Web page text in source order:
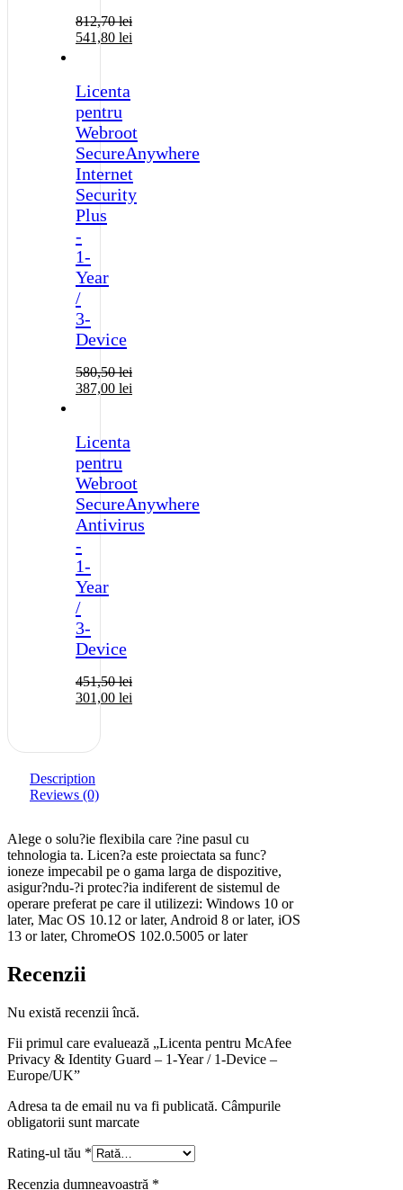
812,70lei
541,80 lei
Licenta
pentru
Webroot
SecureAnywhere
Internet
Security
Plus
-
1-
Year
/
3-
Device
580,50lei
387,00 lei
Licenta
pentru
Webroot
SecureAnywhere
Antivirus
-
1-
Year
/
3-
Device
451,50lei
301,00 lei
Description
Reviews (0)
Alege o solu?ie flexibila care ?ine pasul cu
tehnologia ta. Licen?a este proiectata sa func?
ioneze impecabil pe o gama larga de dispozitive,
asigur?ndu-?i protec?ia indiferent de sistemul de
operare preferat pe care il utilizezi: Windows 10 or
later, Mac OS 10.12 or later, Android 8 or later, iOS
13 or later, ChromeOS 102.0.5005 or later
Recenzii
Nu există recenzii încă.
Fii primul care evaluează „Licenta pentru McAfee
Privacy & Identity Guard – 1-Year / 1-Device –
Europe/UK”
Adresa ta de email nu va fi publicată. Câmpurile
obligatorii sunt marcate
Rating-ul tău *
Recenzia dumneavoastră *